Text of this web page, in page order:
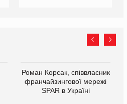
Роман Корсак, співвласник
франчайзингової мережі
SPAR в Україні